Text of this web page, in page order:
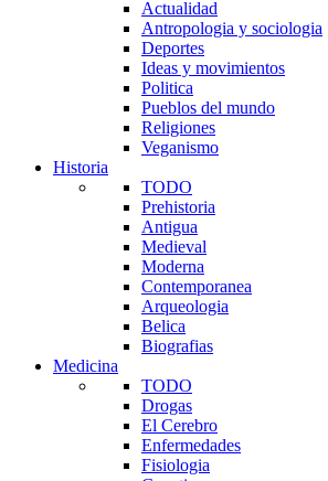
Actualidad
Antropologia y sociologia
Deportes
Ideas y movimientos
Politica
Pueblos del mundo
Religiones
Veganismo
Historia
TODO
Prehistoria
Antigua
Medieval
Moderna
Contemporanea
Arqueologia
Belica
Biografias
Medicina
TODO
Drogas
El Cerebro
Enfermedades
Fisiologia